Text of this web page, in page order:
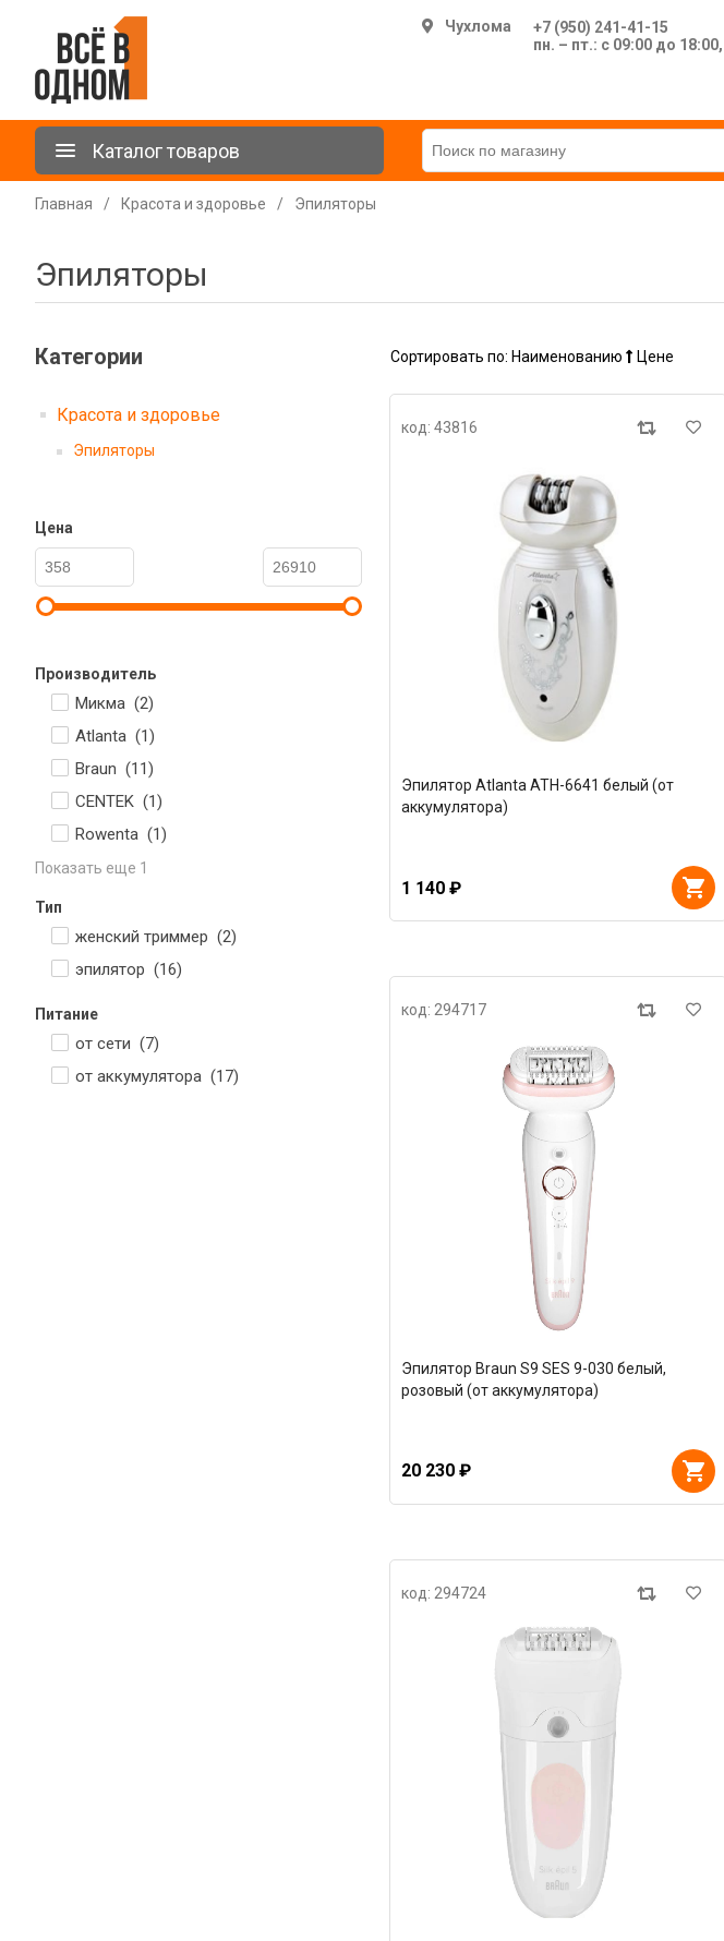
Чухлома
+7 (950) 241-41-15
пн. – пт.: с 09:00 до
Каталог товаров
Главная / Красота и здоровье / Эпиляторы
Эпиляторы
Категории
Красота и здоровье
Эпиляторы
Цена
Производитель
Микма (2)
Atlanta (1)
Braun (11)
CENTEK (1)
Rowenta (1)
Показать еще 1
Тип
женский триммер (2)
эпилятор (16)
Питание
от сети (7)
от аккумулятора (17)
Сортировать по: Наименованию Цене
код: 43816
Эпилятор Atlanta ATH-6641 белый (от
аккумулятора)
1 140 ₽
код: 294717
Эпилятор Braun S9 SES 9-030 белый,
розовый (от аккумулятора)
20 230 ₽
код: 294724